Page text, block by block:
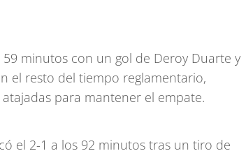
minutos con un gol de Deroy Duarte y
el resto del tiempo reglamentario,
para mantener el empate.
el 2-1 a los 92 minutos tras un tiro de